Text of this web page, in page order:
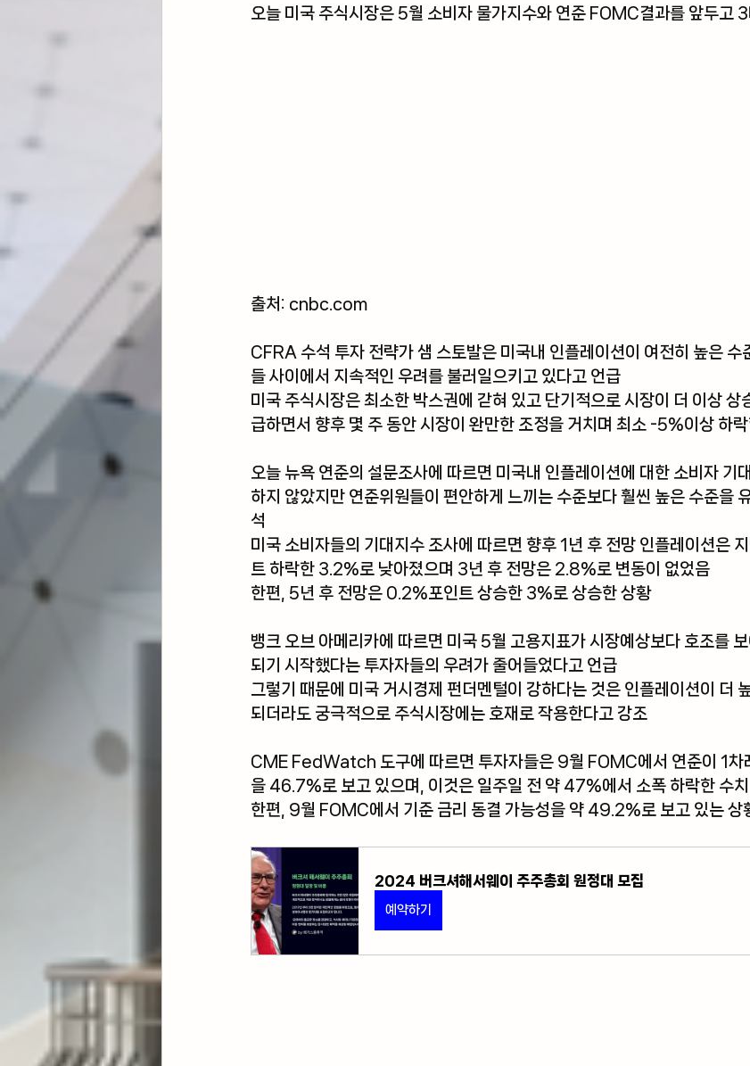
오늘 미국 주식시장은 5월 소비자 물가지수와 연준 FOMC결과를 앞두고
출처: cnbc .com
CFRA 수석 투자 전략가 샘 스토발은 미국내 인플레이션이 여전히 높은 수
들 사이에서 지속적인 우려를 불러일으키고 있다고 언급
미국 주식시장은 최소한 박스권에 갇혀 있고 단기적으로 시장이 더 이상 상
급하면서 향후 몇 주 동안 시장이 완만한 조정을 거치며 최소 -5%이상 하
오늘 뉴욕 연준의 설문조사에 따르면 미국내 인플레이션에 대한 소비자 기
하지 않았지만 연준위원들이 편안하게 느끼는 수준보다 훨씬 높은 수준을
석
미국 소비자들의 기대지수 조사에 따르면 향후 1년 후 전망 인플레이션은
트 하락한 3.2%로 낮아졌으며 3년 후 전망은 2.8%로 변동이 없었음
한편, 5년 후 전망은 0.2%포인트 상승한 3%로 상승한 상황
뱅크 오브 아메리카에 따르면 미국 5월 고용지표가 시장예상보다 호조를
되기 시작했다는 투자자들의 우려가 줄어들었다고 언급
그렇기 때문에 미국 거시경제 펀더멘털이 강하다는 것은 인플레이션이 더
되더라도 궁극적으로 주식시장에는 호재로 작용한다고 강조
CME FedWatch 도구에 따르면 투자자들은 9월 FOMC에서 연준이 1차
을 46.7%로 보고 있으며, 이것은 일주일 전 약 47%에서 소폭 하락한 수치
한편, 9월 FOMC에서 기준 금리 동결 가능성을 약 49.2%로 보고 있는 상
2024 버크셔해서웨이 주주총회 원정대 모집
예약하기